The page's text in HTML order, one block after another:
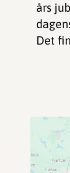
års
Det